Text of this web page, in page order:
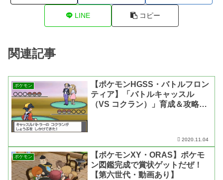
LINE コピー
関連記事
ポケモン
【ポケモンHGSS・バトルフロン
ティア】「バトルキャッスル
（VS コクラン）」育成＆攻略
2020.11.04
ポケモン
【ポケモンXY・ORAS】ポケモ
ン図鑑完成で賞状ゲットだぜ！
【第六世代・動画あり】